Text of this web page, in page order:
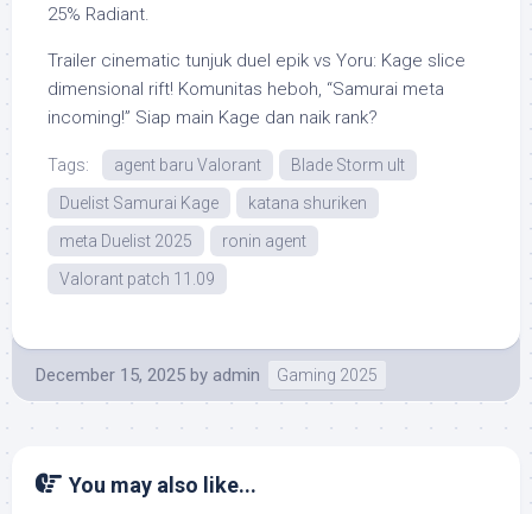
25% Radiant.
Trailer cinematic tunjuk duel epik vs Yoru: Kage slice
dimensional rift! Komunitas heboh, “Samurai meta
incoming!” Siap main Kage dan naik rank?
Tags: agent baru Valorant
Blade Storm ult
Duelist Samurai Kage
katana shuriken
meta Duelist 2025
ronin agent
Valorant patch 11.09
December 15, 2025 by admin Gaming 2025
You may also like...